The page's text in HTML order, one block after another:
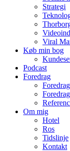
Strategi
Viral
Køb min bog
Podcast
Foredrag
Om mig
Hotel
Ros
Tidslinje
Kontakt